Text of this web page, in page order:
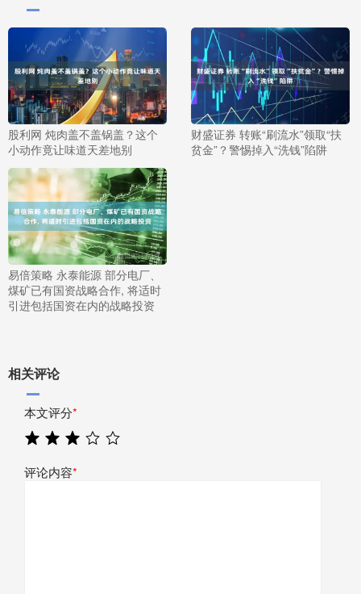
股利网 炖肉盖不盖锅盖？这个
小动作竟让味道天差地别
财盛证券 转账“刷流水”领取“扶
贫金”？警惕掉入“洗钱”陷阱
易倍策略 永泰能源 部分电厂、
煤矿已有国资战略合作, 将适时
引进包括国资在内的战略投资
相关评论
本文评分*
评论内容*